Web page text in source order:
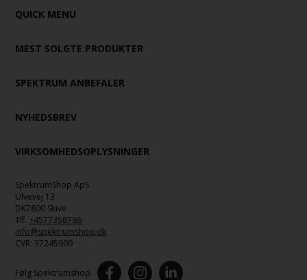
QUICK MENU
MEST SOLGTE PRODUKTER
SPEKTRUM ANBEFALER
NYHEDSBREV
VIRKSOMHEDSOPLYSNINGER
SpektrumShop ApS
Ulvevej 13
DK7800 Skive
Tlf. +4577358786
info@spektrumshop.dk
CVR: 37245909
Følg Spektrumshop